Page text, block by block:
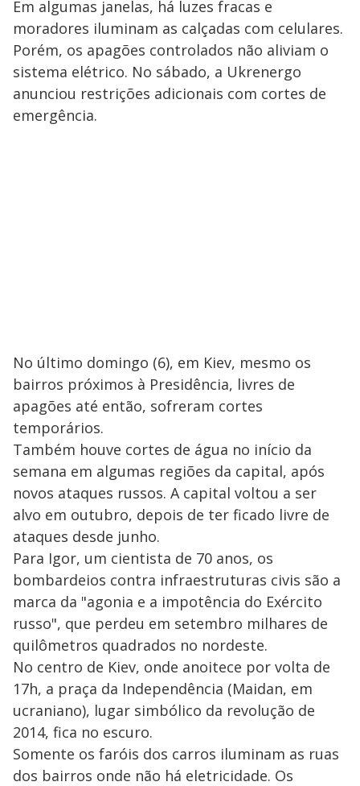
Em algumas janelas, há luzes fracas e
moradores iluminam as calçadas com celulares.
Porém, os apagões controlados não aliviam o
sistema elétrico. No sábado, a Ukrenergo
anunciou restrições adicionais com cortes de
emergência.
No último domingo (6), em Kiev, mesmo os
bairros próximos à Presidência, livres de
apagões até então, sofreram cortes
temporários.
Também houve cortes de água no início da
semana em algumas regiões da capital, após
novos ataques russos. A capital voltou a ser
alvo em outubro, depois de ter ficado livre de
ataques desde junho.
Para Igor, um cientista de 70 anos, os
bombardeios contra infraestruturas civis são a
marca da "agonia e a impotência do Exército
russo", que perdeu em setembro milhares de
quilômetros quadrados no nordeste.
No centro de Kiev, onde anoitece por volta de
17h, a praça da Independência (Maidan, em
ucraniano), lugar simbólico da revolução de
2014, fica no escuro.
Somente os faróis dos carros iluminam as ruas
dos bairros onde não há eletricidade. Os